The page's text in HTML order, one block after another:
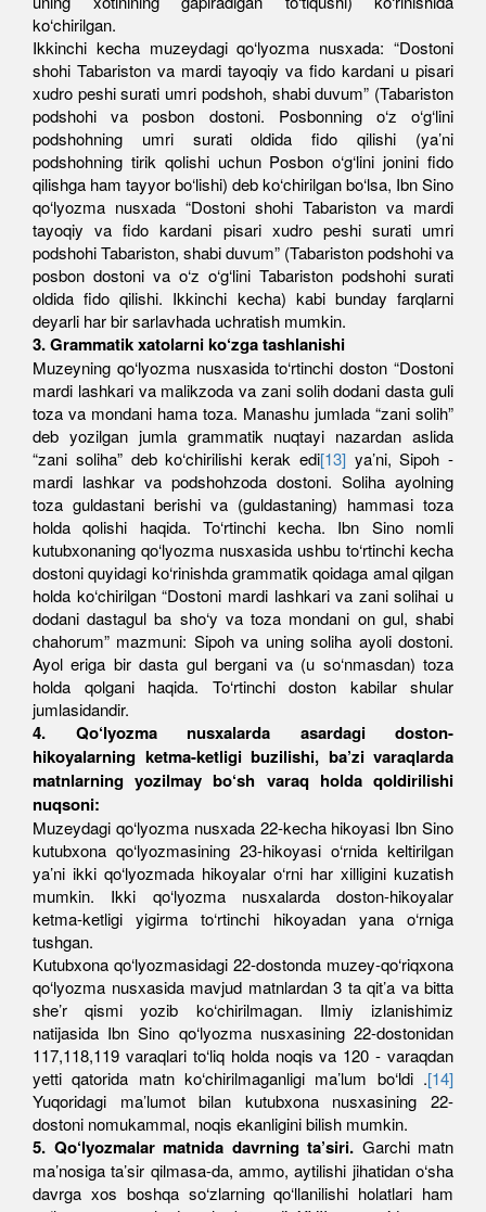
ko‘chirilgan.
Ikkinchi kecha muzeydagi qo‘lyozma nusxada: “Dostoni
shohi Tabariston va mardi tayoqiy va fido kardani u pisari
xudro peshi surati umri podshoh, shabi duvum” (Tabariston
podshohi va posbon dostoni. Posbonning o‘z o‘g‘lini
podshohning umri surati oldida fido qilishi (ya’ni
podshohning tirik qolishi uchun Posbon o‘g‘lini jonini fido
qilishga ham tayyor bo‘lishi) deb ko‘chirilgan bo‘lsa, Ibn Sino
qo‘lyozma nusxada “Dostoni shohi Tabariston va mardi
tayoqiy va fido kardani pisari xudro peshi surati umri
podshohi Tabariston, shabi duvum” (Tabariston podshohi va
posbon dostoni va o‘z o‘g‘lini Tabariston podshohi surati
oldida fido qilishi. Ikkinchi kecha) kabi bunday farqlarni
deyarli har bir sarlavhada uchratish mumkin.
3. Grammatik xatolarni ko‘zga tashlanishi
Muzeyning qo‘lyozma nusxasida to‘rtinchi doston “Dostoni
mardi lashkari va malikzoda va zani solih dodani dasta guli
toza va mondani hama toza. Manashu jumlada “zani solih”
deb yozilgan jumla grammatik nuqtayi nazardan aslida
“zani soliha” deb ko‘chirilishi kerak edi[13]ya’ni, Sipoh -
mardi lashkar va podshohzoda dostoni. Soliha ayolning
toza guldastani berishi va (guldastaning) hammasi toza
holda qolishi haqida. To‘rtinchi kecha. Ibn Sino nomli
kutubxonaning qo‘lyozma nusxasida ushbu to‘rtinchi kecha
dostoni quyidagi ko‘rinishda grammatik qoidaga amal qilgan
holda ko‘chirilgan “Dostoni mardi lashkari va zani solihai u
dodani dastagul ba sho‘y va toza mondani on gul, shabi
chahorum” mazmuni: Sipoh va uning soliha ayoli dostoni.
Ayol eriga bir dasta gul bergani va (u so‘nmasdan) toza
holda qolgani haqida. To‘rtinchi doston kabilar shular
jumlasidandir.
4. Qo‘lyozma nusxalarda asardagi doston-
hikoyalarning ketma-ketligi buzilishi, ba’zi varaqlarda
matnlarning yozilmay bo‘sh varaq holda qoldirilishi
nuqsoni:
Muzeydagi qo‘lyozma nusxada 22-kecha hikoyasi Ibn Sino
kutubxona qo‘lyozmasining 23-hikoyasi o‘rnida keltirilgan
ya’ni ikki qo‘lyozmada hikoyalar o‘rni har xilligini kuzatish
mumkin. Ikki qo‘lyozma nusxalarda doston-hikoyalar
ketma-ketligi yigirma to‘rtinchi hikoyadan yana o‘rniga
tushgan.
Kutubxona qo‘lyozmasidagi 22-dostonda muzey-qo‘riqxona
qo‘lyozma nusxasida mavjud matnlardan 3 ta qit’a va bitta
she’r qismi yozib ko‘chirilmagan. Ilmiy izlanishimiz
natijasida Ibn Sino qo‘lyozma nusxasining 22-dostonidan
117,118,119 varaqlari to‘liq holda noqis va 120 - varaqdan
yetti qatorida matn ko‘chirilmaganligi ma’lum bo‘ldi .[14]
Yuqoridagi ma’lumot bilan kutubxona nusxasining 22-
dostoni nomukammal, noqis ekanligini bilish mumkin.
5. Qo‘lyozmalar matnida davrning ta’siri. Garchi matn
ma’nosiga ta’sir qilmasa-da, ammo, aytilishi jihatidan o‘sha
davrga xos boshqa so‘zlarning qo‘llanilishi holatlari ham